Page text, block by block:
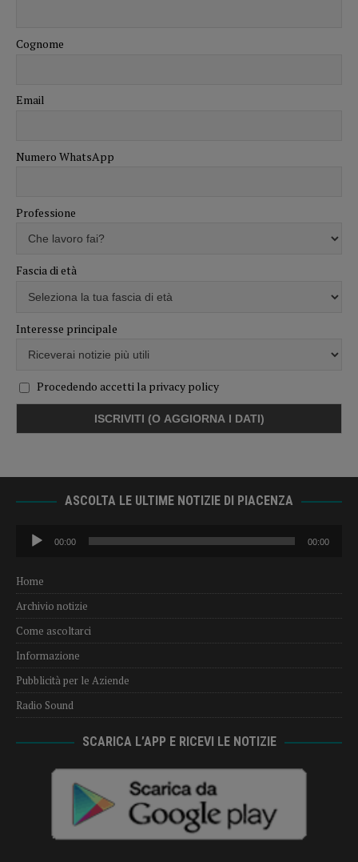
Cognome
Email
Numero WhatsApp
Professione
Fascia di età
Interesse principale
Procedendo accetti la privacy policy
ASCOLTA LE ULTIME NOTIZIE DI PIACENZA
Audio
Player
00:00 00:00
Home
Archivio notizie
Come ascoltarci
Informazione
Pubblicità per le Aziende
Radio Sound
SCARICA L’APP E RICEVI LE NOTIZIE